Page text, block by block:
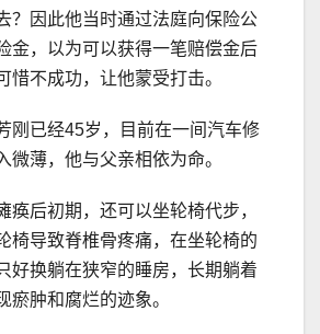
？因此他当时通过法庭向保险公
金，以为可以获得一笔赔偿金后
惜不成功，让他蒙受打击。
刚已经45岁，目前在一间汽车修
微薄，他与父亲相依为命。
痪后初期，还可以坐轮椅代步，
椅导致脊椎骨疼痛，在坐轮椅的
好换躺在狭窄的睡房，长期躺着
瘀肿和腐烂的迹象。